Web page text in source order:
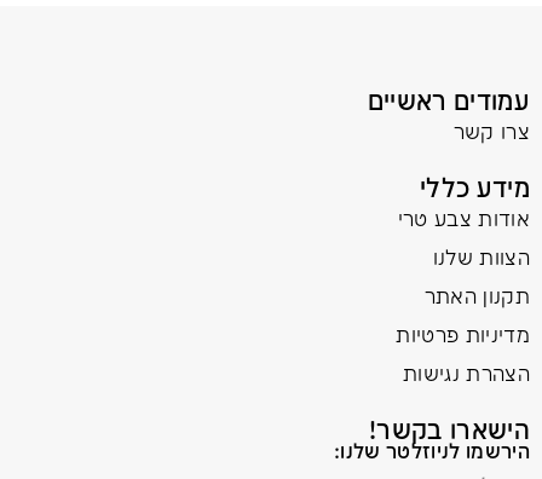
עמודים ראשיים
צרו קשר
מידע כללי
אודות צבע טרי
הצוות שלנו
תקנון האתר
מדיניות פרטיות
הצהרת נגישות
הישארו בקשר!
הירשמו לניוזלטר שלנו: